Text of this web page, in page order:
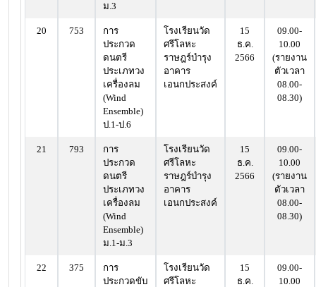
ม.3
20 753
การ
ประกวด
ดนตรี
ประเภทวง
เครื่องลม
(Wind
Ensemble)
ป.1-ป.6
โรงเรียนวัด
ศรีโลหะ
ราษฎร์บำรุง
อาคาร
เอนกประสงค์
15
ธ.ค.
2566
09.00-
10.00
(รายงาน
ตัวเวลา
08.00-
08.30)
21 793
การ
ประกวด
ดนตรี
ประเภทวง
เครื่องลม
(Wind
Ensemble)
ม.1-ม.3
โรงเรียนวัด
ศรีโลหะ
ราษฎร์บำรุง
อาคาร
เอนกประสงค์
15
ธ.ค.
2566
09.00-
10.00
(รายงาน
ตัวเวลา
08.00-
08.30)
22 375
การ
ประกวดขับ
โรงเรียนวัด
ศรีโลหะ
15
ธ.ค.
09.00-
10.00